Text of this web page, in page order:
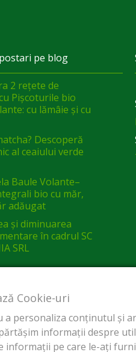
pe blog
2 rețete de
Pișcoturile bio
cu lămâie și cu
Descoperă
al ceaiului verde
Baule Volante–
bio cu măr,
adăugat
și diminuarea
în cadrul SC
SRL
Cookie-uri
a personaliza conținutul și
informații despre
informații pe care le-ați